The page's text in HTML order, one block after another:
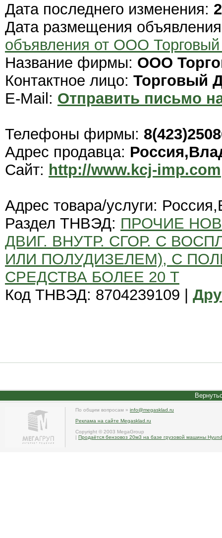
Дата последнего изменения:
Дата размещения
объявления от ООО
Название фирмы: ООО
Контактное лицо: Торговый
E-Mail: Отправить письмо
Телефоны фирмы:
Адрес продавца:
Сайт: http://www.kcj-imp.com
Адрес товара/услуги:
Раздел ТНВЭД: ПРОЧИЕ
ДВИГ. ВНУТР. СГОР. С
ИЛИ ПОЛУДИЗЕЛЕМ), С
СРЕДСТВА БОЛЕЕ 20 Т
Код ТНВЭД: 8704239109 |
По общим вопросам » info@megasklad.ru
Реклама на сайте Megasklad.ru
Copyright © 2003 MegaGroup
| Продаётся бензовоз 20м3 на базе грузовой машины